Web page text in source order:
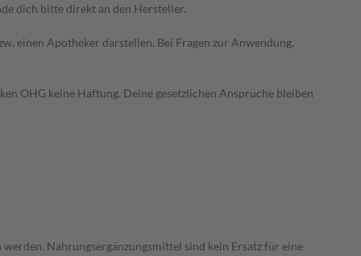
dich bitte direkt an den Hersteller.
einen Apotheker darstellen. Bei Fragen zur Anwendung,
OHG keine Haftung. Deine gesetzlichen Ansprüche bleiben
Nahrungsergänzungsmittel sind kein Ersatz für eine